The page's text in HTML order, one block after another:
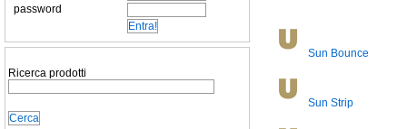
password
Ricerca prodotti
Sun Bounce
Sun Strip